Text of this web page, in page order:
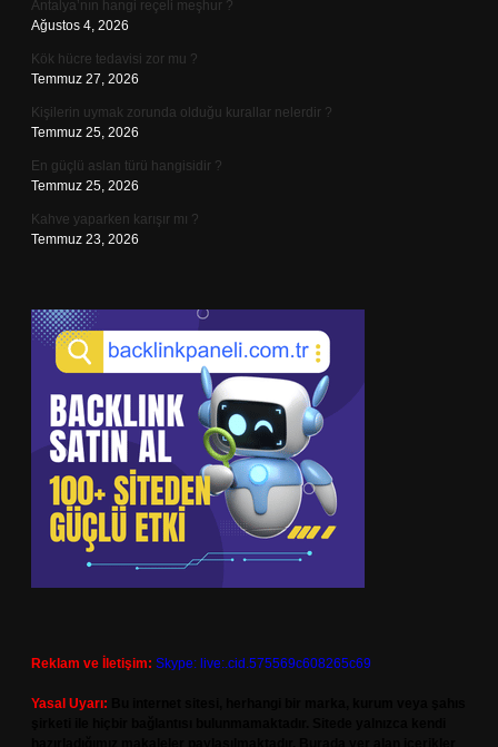
Antalya’nın hangi reçeli meşhur ?
Ağustos 4, 2026
Kök hücre tedavisi zor mu ?
Temmuz 27, 2026
Kişilerin uymak zorunda olduğu kurallar nelerdir ?
Temmuz 25, 2026
En güçlü aslan türü hangisidir ?
Temmuz 25, 2026
Kahve yaparken karışır mı ?
Temmuz 23, 2026
Reklam ve İletişim: Skype: live:.cid.575569c608265c69
Yasal Uyarı: